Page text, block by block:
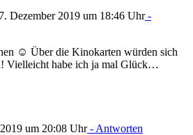
7. Dezember 2019 um 18:46 Uhr-
☺️ Über die Kinokarten würden sich
Vielleicht habe ich ja mal Glück…
um 20:08 Uhr- Antworten